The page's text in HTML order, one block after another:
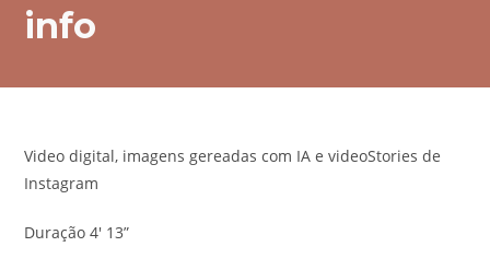
info
Video digital, imagens gereadas com IA e videoStories de
Instagram
Duração 4′ 13”